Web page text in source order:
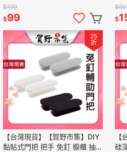
可愛造型手提袋 聖誕提袋 購物
袋 麻布袋 手提袋 雪人 麋鹿
$199
$99
牆
釘
$69
$
25
折
【台灣現貨】【賀野市集】DIY
黏貼式門把 把手 免釘 櫥櫃 抽
硅